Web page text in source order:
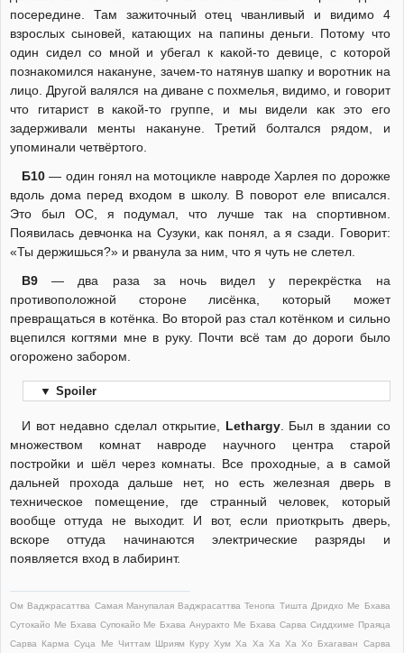
посередине. Там зажиточный отец чванливый и видимо 4
взрослых сыновей, катающих на папины деньги. Потому что
один сидел со мной и убегал к какой-то девице, с которой
познакомился накануне, зачем-то натянув шапку и воротник на
лицо. Другой валялся на диване с похмелья, видимо, и говорит
что гитарист в какой-то группе, и мы видели как это его
задерживали менты накануне. Третий болтался рядом, и
упоминали четвёртого.
Б10— один гонял на мотоцикле навроде Харлея по дорожке
вдоль дома перед входом в школу. В поворот еле вписался.
Это был ОС, я подумал, что лучше так на спортивном.
Появилась девчонка на Сузуки, как понял, а я сзади. Говорит:
«Ты держишься?» и рванула за ним, что я чуть не слетел.
В9— два раза за ночь видел у перекрёстка на
противоположной стороне лисёнка, который может
превращаться в котёнка. Во второй раз стал котёнком и сильно
вцепился когтями мне в руку. Почти всё там до дороги было
огорожено забором.
▼ Spoiler
И вот недавно сделал открытие, Lethargy. Был в здании со
множеством комнат навроде научного центра старой
постройки и шёл через комнаты. Все проходные, а в самой
дальней прохода дальше нет, но есть железная дверь в
техническое помещение, где странный человек, который
вообще оттуда не выходит. И вот, если приоткрыть дверь,
вскоре оттуда начинаются электрические разряды и
появляется вход в лабиринт.
Ом Ваджрасаттва Самая Манупалая Ваджрасаттва Тенопа Тишта Дридхо Ме Бхава
Сутокайо Ме Бхава Супокайо Ме Бхава Ануракто Ме Бхава Сарва Сиддхиме Праяца
Сарва Карма Суца Ме Читтам Шриям Куру Хум Ха Ха Ха Ха Хо Бхагаван Сарва